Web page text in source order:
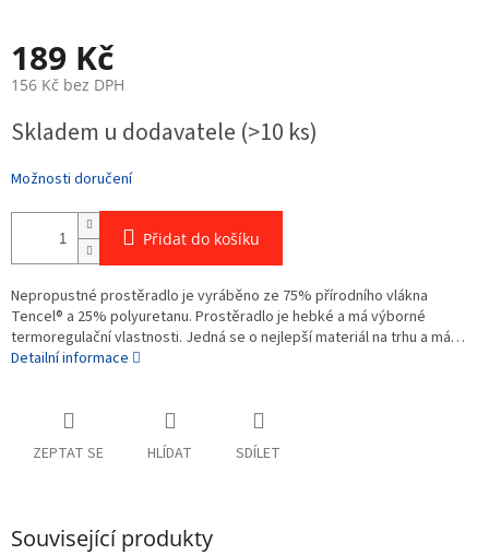
189 Kč
156 Kč bez DPH
cena:
Skladem u dodavatele (>10 ks)
Možnosti doručení
Přidat do košíku
Nepropustné prostěradlo je vyráběno ze 75% přírodního vlákna
Tencel® a 25% polyuretanu. Prostěradlo je hebké a má výborné
termoregulační vlastnosti. Jedná se o nejlepší materiál na trhu a má…
Detailní informace
ZEPTAT SE HLÍDAT SDÍLET
Související produkty